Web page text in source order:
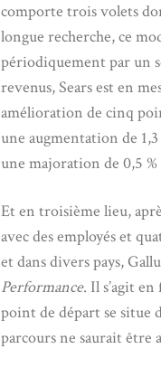
comporte trois volets
longue recherche, ce
périodiquement par un
revenus, Sears est en
amélioration de cinq
une augmentation de
une majoration de 0,5
Et en troisième lieu,
avec des employés et
et dans divers pays,
Performance. Il s’agit
point de départ se situe
parcours ne saurait être